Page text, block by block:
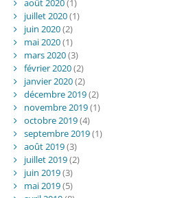
août 2020(1)
juillet 2020(1)
juin 2020(2)
mai 2020(1)
mars 2020(3)
février 2020(2)
janvier 2020(2)
décembre 2019(2)
novembre 2019(1)
octobre 2019(4)
septembre 2019(1)
août 2019(3)
juillet 2019(2)
juin 2019(3)
mai 2019(5)